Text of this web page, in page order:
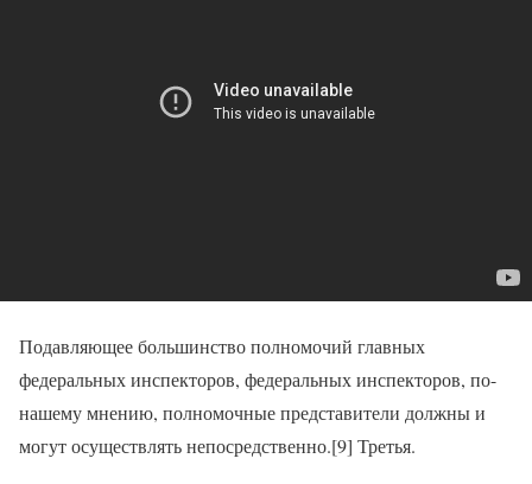
Подавляющее большинство полномочий главных
федеральных инспекторов, федеральных инспекторов, по-
нашему мнению, полномочные представители должны и
могут осуществлять непосредственно.[9] Третья.